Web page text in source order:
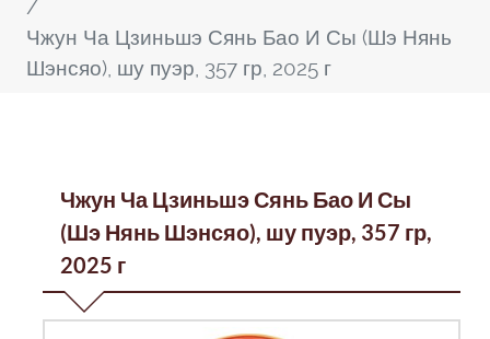
Чжун Ча Цзиньшэ Сянь Бао И Сы (Шэ Нянь
Шэнсяо), шу пуэр, 357 гр, 2025 г
Чжун Ча Цзиньшэ Сянь Бао И Сы
(Шэ Нянь Шэнсяо), шу пуэр, 357 гр,
2025 г